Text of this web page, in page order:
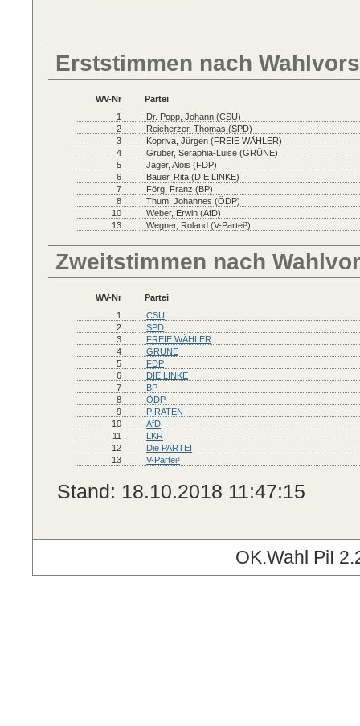
Erststimmen nach
WV-Nr
Partei
1
Dr. Popp, Johann (CSU)
2
Reicherzer, Thomas (SPD)
3
Kopriva, Jürgen (FREIE WÄHLER)
4
Gruber, Seraphia-Luise (GRÜNE)
5
Jäger, Alois (FDP)
6
Bauer, Rita (DIE LINKE)
7
Förg, Franz (BP)
8
Thum, Johannes (ÖDP)
10
Weber, Erwin (AfD)
13
Wegner, Roland (V-Partei³)
Zweitstimmen nach
WV-Nr
Partei
1
CSU
2
SPD
3
FREIE WÄHLER
4
GRÜNE
5
FDP
6
DIE LINKE
7
BP
8
ÖDP
9
PIRATEN
10
AfD
11
LKR
12
Die PARTEI
13
V-Partei³
Stand: 18.10.2018 11:47:15
OK.Wahl PiI